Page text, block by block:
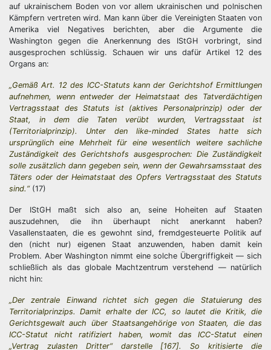
auf ukrainischem Boden von vor allem ukrainischen und polnischen
Kämpfern vertreten wird. Man kann über die Vereinigten Staaten von
Amerika viel Negatives berichten, aber die Argumente die
Washington gegen die Anerkennung des IStGH vorbringt, sind
ausgesprochen schlüssig. Schauen wir uns dafür Artikel 12 des
Organs an:
„Gemäß Art. 12 des ICC-Statuts kann der Gerichtshof Ermittlungen
aufnehmen, wenn entweder der Heimatstaat des Tatverdächtigen
Vertragsstaat des Statuts ist (aktives Personalprinzip) oder der
Staat, in dem die Taten verübt wurden, Vertragsstaat ist
(Territorialprinzip). Unter den like-minded States hatte sich
ursprünglich eine Mehrheit für eine wesentlich weitere sachliche
Zuständigkeit des Gerichtshofs ausgesprochen: Die Zuständigkeit
solle zusätzlich dann gegeben sein, wenn der Gewahrsamsstaat des
Täters oder der Heimatstaat des Opfers Vertragsstaat des Statuts
sind.“(17)
Der IStGH maßt sich also an, seine Hoheiten auf Staaten
auszudehnen, die ihn überhaupt nicht anerkannt haben?
Vasallenstaaten, die es gewohnt sind, fremdgesteuerte Politik auf
den (nicht nur) eigenen Staat anzuwenden, haben damit kein
Problem. Aber Washington nimmt eine solche Übergriffigkeit — sich
schließlich als das globale Machtzentrum verstehend — natürlich
nicht hin:
„Der zentrale Einwand richtet sich gegen die Statuierung des
Territorialprinzips. Damit erhalte der ICC, so lautet die Kritik, die
Gerichtsgewalt auch über Staatsangehörige von Staaten, die das
ICC-Statut nicht ratifiziert haben, womit das ICC-Statut einen
„Vertrag zulasten Dritter“ darstelle [167]. So kritisierte die